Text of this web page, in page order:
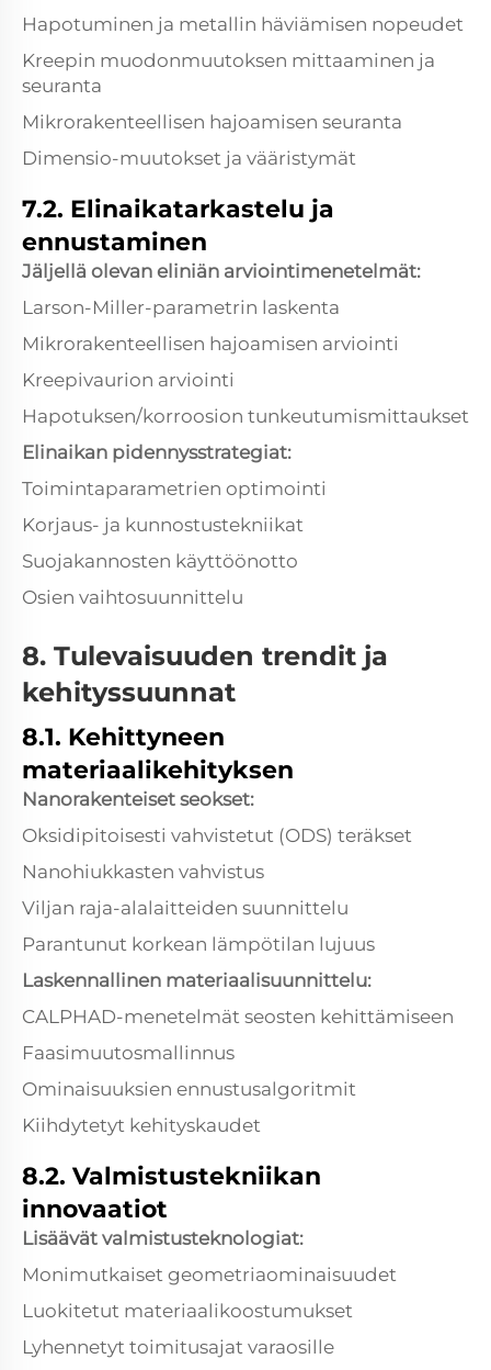
Hapotuminen ja metallin häviämisen nopeudet
Kreepin muodonmuutoksen mittaaminen ja
seuranta
Mikrorakenteellisen hajoamisen seuranta
Dimensio-muutokset ja vääristymät
7.2. Elinaikatarkastelu ja
ennustaminen
Jäljellä olevan eliniän arviointimenetelmät:
Larson-Miller-parametrin laskenta
Mikrorakenteellisen hajoamisen arviointi
Kreepivaurion arviointi
Hapotuksen/korroosion tunkeutumismittaukset
Elinaikan pidennysstrategiat:
Toimintaparametrien optimointi
Korjaus- ja kunnostustekniikat
Suojakannosten käyttöönotto
Osien vaihtosuunnittelu
8. Tulevaisuuden trendit ja
kehityssuunnat
8.1. Kehittyneen
materiaalikehityksen
Nanorakenteiset seokset:
Oksidipitoisesti vahvistetut (ODS) teräkset
Nanohiukkasten vahvistus
Viljan raja-alalaitteiden suunnittelu
Parantunut korkean lämpötilan lujuus
Laskennallinen materiaalisuunnittelu:
CALPHAD-menetelmät seosten kehittämiseen
Faasimuutosmallinnus
Ominaisuuksien ennustusalgoritmit
Kiihdytetyt kehityskaudet
8.2. Valmistustekniikan
innovaatiot
Lisäävät valmistusteknologiat:
Monimutkaiset geometriaominaisuudet
Luokitetut materiaalikoostumukset
Lyhennetyt toimitusajat varaosille